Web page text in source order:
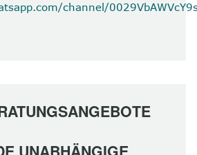
channel/